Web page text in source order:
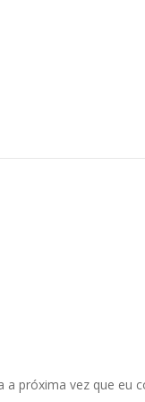
a próxima vez que eu